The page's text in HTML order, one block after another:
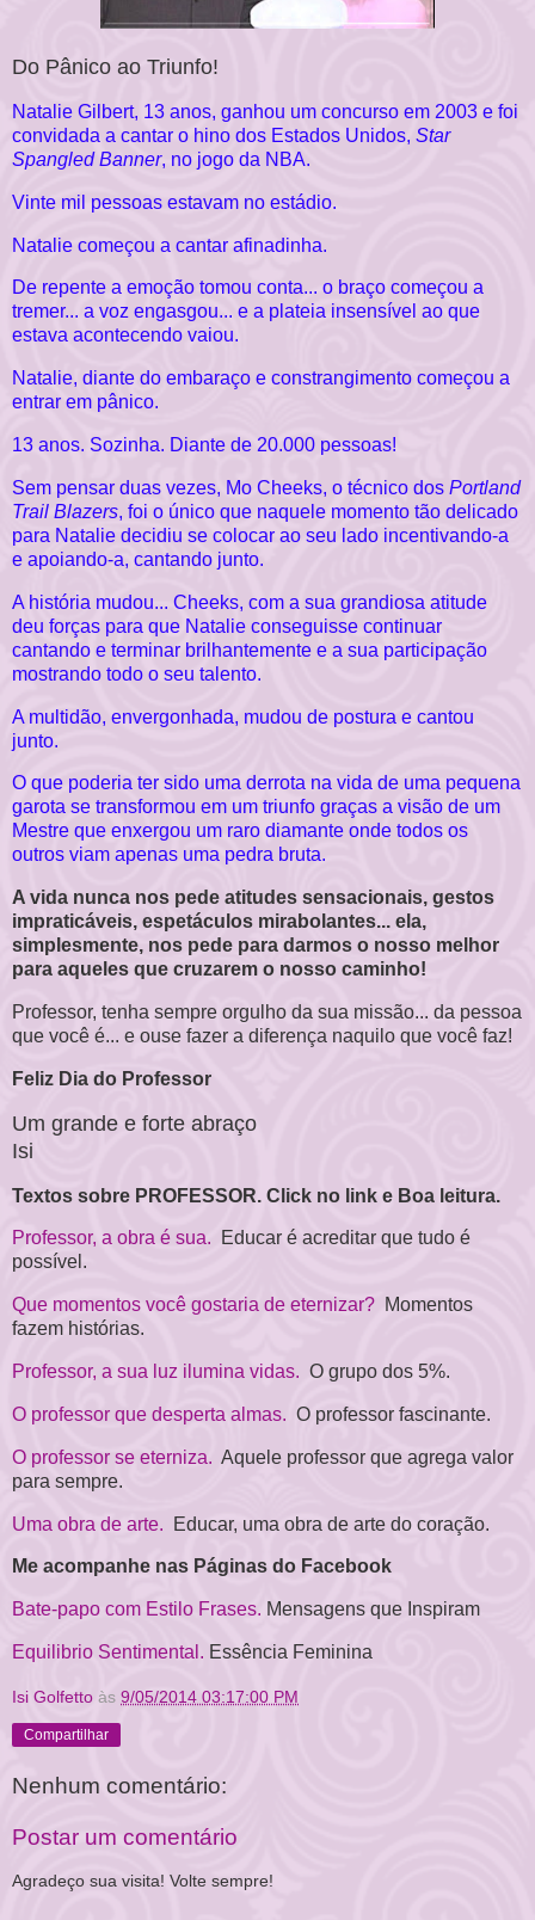
Do Pânico ao Triunfo!
Natalie Gilbert, 13 anos, ganhou um concurso em 2003 e foi
convidada a cantar o hino dos Estados Unidos, Star
Spangled Banner, no jogo da NBA.
Vinte mil pessoas estavam no estádio.
Natalie começou a cantar afinadinha.
De repente a emoção tomou conta... o braço começou a
tremer... a voz engasgou... e a plateia insensível ao que
estava acontecendo vaiou.
Natalie, diante do embaraço e constrangimento começou a
entrar em pânico.
13 anos. Sozinha. Diante de 20.000 pessoas!
Sem pensar duas vezes, Mo Cheeks, o técnico dos Portland
Trail Blazers, foi o único que naquele momento tão delicado
para Natalie decidiu se colocar ao seu lado incentivando-a
e apoiando-a, cantando junto.
A história mudou... Cheeks, com a sua grandiosa atitude
deu forças para que Natalie conseguisse continuar
cantando e terminar brilhantemente e a sua participação
mostrando todo o seu talento.
A multidão, envergonhada, mudou de postura e cantou
junto.
O que poderia ter sido uma derrota na vida de uma pequena
garota se transformou em um triunfo graças a visão de um
Mestre que enxergou um raro diamante onde todos os
outros viam apenas uma pedra bruta.
A vida nunca nos pede atitudes sensacionais, gestos
impraticáveis, espetáculos mirabolantes... ela,
simplesmente, nos pede para darmos o nosso melhor
para aqueles que cruzarem o nosso caminho!
Professor, tenha sempre orgulho da sua missão... da pessoa
que você é... e ouse fazer a diferença naquilo que você faz!
Feliz Dia do Professor
Um grande e forte abraço
Isi
Textos sobre PROFESSOR. Click no link e Boa leitura.
Professor, a obra é sua. Educar é acreditar que tudo é
possível.
Que momentos você gostaria de eternizar? Momentos
fazem histórias.
Professor, a sua luz ilumina vidas. O grupo dos 5%.
O professor que desperta almas. O professor fascinante.
O professor se eterniza. Aquele professor que agrega valor
para sempre.
Uma obra de arte. Educar, uma obra de arte do coração.
Me acompanhe nas Páginas do Facebook
Bate-papo com Estilo Frases. Mensagens que Inspiram
Equilibrio Sentimental. Essência Feminina
Isi Golfetto às 9/05/2014 03:17:00 PM
Compartilhar
Nenhum comentário:
Postar um comentário
Agradeço sua visita! Volte sempre!